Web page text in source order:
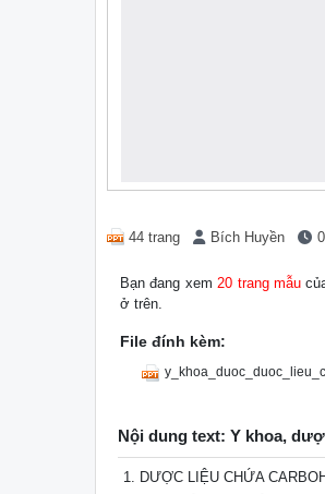
44 trang Bích Huyền
Bạn đang xem20 trang mẫu
ở trên.
File đính kèm:
Nội dung text: Y khoa,
DƯỢC LIỆU CHỨA